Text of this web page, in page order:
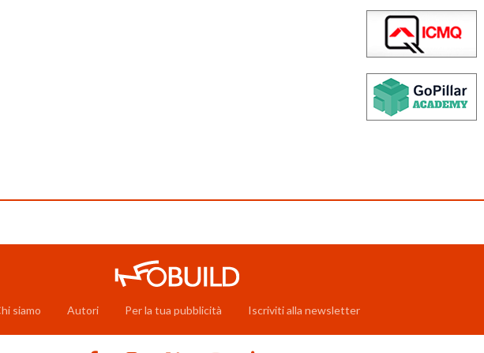
siamo Autori Per la tua pubblicità Iscriviti alla newsletter